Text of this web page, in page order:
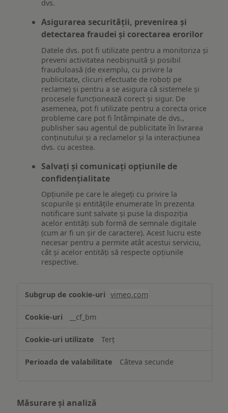
dvs.
Asigurarea securității, prevenirea și
detectarea fraudei și corectarea erorilor
Datele dvs. pot fi utilizate pentru a monitoriza și
preveni activitatea neobișnuită și posibil
frauduloasă (de exemplu, cu privire la
publicitate, clicuri efectuate de roboți pe
reclame) și pentru a se asigura că sistemele și
procesele funcționează corect și sigur. De
asemenea, pot fi utilizate pentru a corecta orice
probleme care pot fi întâmpinate de dvs.,
publisher sau agentul de publicitate în livrarea
conținutului și a reclamelor și la interacțiunea
dvs. cu acestea.
Salvați și comunicați opțiunile de
confidențialitate
Opțiunile pe care le alegeți cu privire la
scopurile și entitățile enumerate în prezenta
notificare sunt salvate și puse la dispoziția
acelor entități sub formă de semnale digitale
(cum ar fi un șir de caractere). Acest lucru este
necesar pentru a permite atât acestui serviciu,
cât și acelor entități să respecte opțiunile
respective.
Asigurarea
funcționalităților
website-
ului
vimeo.com
__cf_bm
Terț
Câteva secunde
Măsurare și analiză